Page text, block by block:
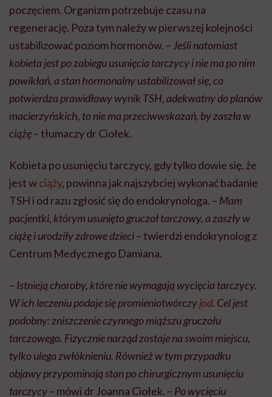
poczęciem. Organizm potrzebuje czasu na
regenerację. Poza tym należy w pierwszej kolejności
ustabilizować poziom hormonów. – Jeśli natomiast
kobieta jest po zabiegu usunięcia tarczycy i nie ma po nim
powikłań, a stan hormonalny ustabilizował się, co
potwierdza prawidłowy wynik TSH, adekwatny do planów
macierzyńskich, to nie ma przeciwwskazań, by zaszła w
ciążę– tłumaczy dr Ciołek.
Kobieta po usunięciu tarczycy, gdy tylko dowie się, że
jest wciąży, powinna jak najszybciej wykonać badanie
TSH i od razu zgłosić się do endokrynologa. – Mam
pacjentki, którym usunięto gruczoł tarczowy, a zaszły w
ciążę i urodziły zdrowe dzieci– twierdzi endokrynolog z
Centrum Medycznego Damiana.
– Istnieją choroby, które nie wymagają wycięcia tarczycy.
W ich leczeniu podaje się promieniotwórczyjod. Cel jest
podobny: zniszczenie czynnego miąższu gruczołu
tarczowego. Fizycznie narząd zostaje na swoim miejscu,
tylko ulega zwłóknieniu. Również w tym przypadku
objawy przypominają stan po chirurgicznym usunięciu
tarczycy– mówi dr Joanna Ciołek. – Po wycięciu